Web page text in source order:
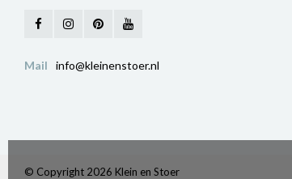
Mail info@kleinenstoer.nl
© Copyright 2026 Klein en Stoer